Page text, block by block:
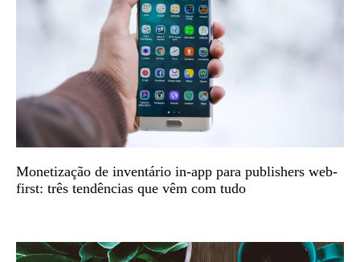
Monetização de inventário in-app para publishers web-
first: três tendências que vêm com tudo